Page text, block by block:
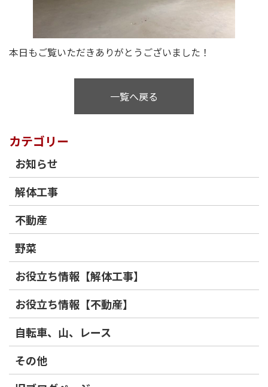
本日もご覧いただきありがとうございました！
一覧へ戻る
カテゴリー
お知らせ
解体工事
不動産
野菜
お役立ち情報【解体工事】
お役立ち情報【不動産】
自転車、山、レース
その他